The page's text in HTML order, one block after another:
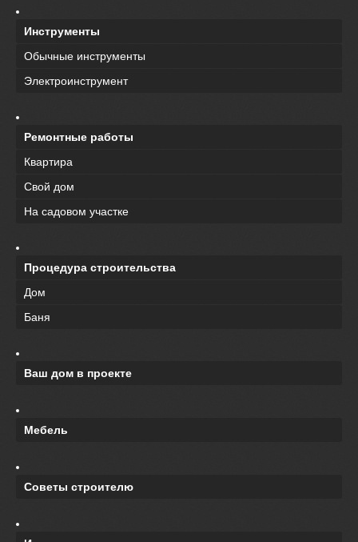
Инструменты
Обычные инструменты
Электроинструмент
Ремонтные работы
Квартира
Свой дом
На садовом участке
Процедура строительства
Дом
Баня
Ваш дом в проекте
Мебель
Советы строителю